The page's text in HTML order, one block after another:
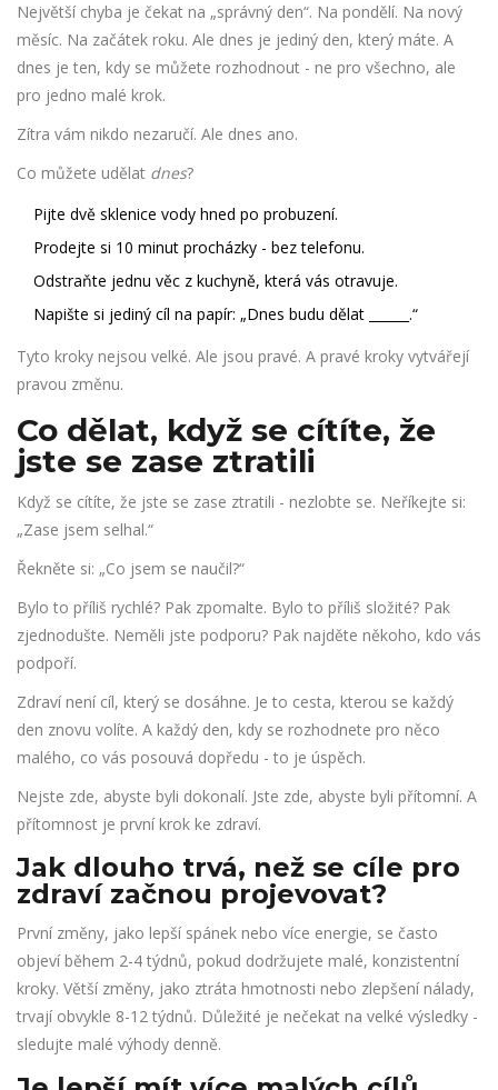
Největší chyba je čekat na „správný den“. Na pondělí. Na nový
měsíc. Na začátek roku. Ale dnes je jediný den, který máte. A
dnes je ten, kdy se můžete rozhodnout - ne pro všechno, ale
pro jedno malé krok.
Zítra vám nikdo nezaručí. Ale dnes ano.
Co můžete udělat dnes?
Pijte dvě sklenice vody hned po probuzení.
Prodejte si 10 minut procházky - bez telefonu.
Odstraňte jednu věc z kuchyně, která vás otravuje.
Napište si jediný cíl na papír: „Dnes budu dělat ______.“
Tyto kroky nejsou velké. Ale jsou pravé. A pravé kroky vytvářejí
pravou změnu.
Co dělat, když se cítíte, že
jste se zase ztratili
Když se cítíte, že jste se zase ztratili - nezlobte se. Neříkejte si:
„Zase jsem selhal.“
Řekněte si: „Co jsem se naučil?“
Bylo to příliš rychlé? Pak zpomalte. Bylo to příliš složité? Pak
zjednodušte. Neměli jste podporu? Pak najděte někoho, kdo vás
podpoří.
Zdraví není cíl, který se dosáhne. Je to cesta, kterou se každý
den znovu volíte. A každý den, kdy se rozhodnete pro něco
malého, co vás posouvá dopředu - to je úspěch.
Nejste zde, abyste byli dokonalí. Jste zde, abyste byli přítomní. A
přítomnost je první krok ke zdraví.
Jak dlouho trvá, než se cíle pro
zdraví začnou projevovat?
První změny, jako lepší spánek nebo více energie, se často
objeví během 2-4 týdnů, pokud dodržujete malé, konzistentní
kroky. Větší změny, jako ztráta hmotnosti nebo zlepšení nálady,
trvají obvykle 8-12 týdnů. Důležité je nečekat na velké výsledky -
sledujte malé výhody denně.